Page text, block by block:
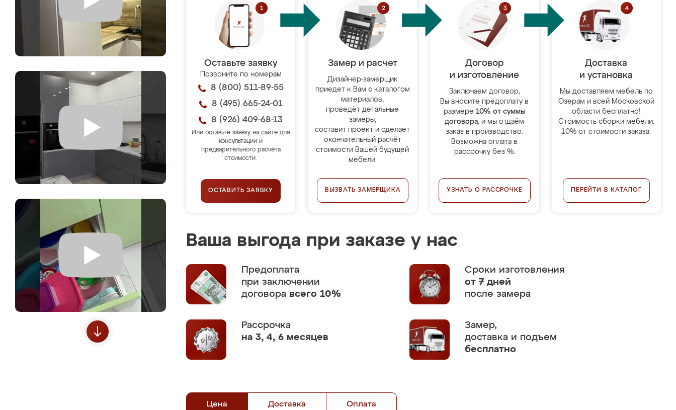
Оставьте заявку
Позвоните по номерам
8 (800) 511-89-55
8 (495) 665-24-01
8 (926) 409-68-13
Или оставьте заявку на сайте для
консультации и
предварительного расчёта
стоимости.
ОСТАВИТЬ ЗАЯВКУ
Замер и расчет
Дизайнер-замерщик
приедет к Вам с каталогом
материалов,
проведёт детальные
замеры,
составит проект и сделает
окончательный расчёт
стоимости Вашей будущей
мебели.
ВЫЗВАТЬ ЗАМЕРЩИКА
Договор
и изготовление
Заключаем договор,
Вы вносите предоплату в
размере 10% от суммы
договора, и мы отдаём
заказ в производство.
Возможна оплата в
рассрочку без %.
УЗНАТЬ О РАССРОЧКЕ
Доставка
и установка
Мы доставляем мебель по
Озерам и всей Московской
области бесплатно!
Стоимость сборки мебели:
10% от стоимости заказа.
ПЕРЕЙТИ В КАТАЛОГ
Ваша выгода при заказе у нас
Предоплата
при заключении
договора всего 10%
Сроки изготовления
от 7 дней
после замера
Рассрочка
на 3, 4, 6 месяцев
Замер,
доставка и подъем
бесплатно
Цена Доставка Оплата